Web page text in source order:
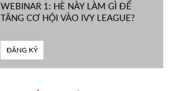
WEBINAR 1: HÈ NÀY LÀM GÌ ĐỂ
TĂNG CƠ HỘI VÀO IVY LEAGUE?
ĐĂNG KÝ